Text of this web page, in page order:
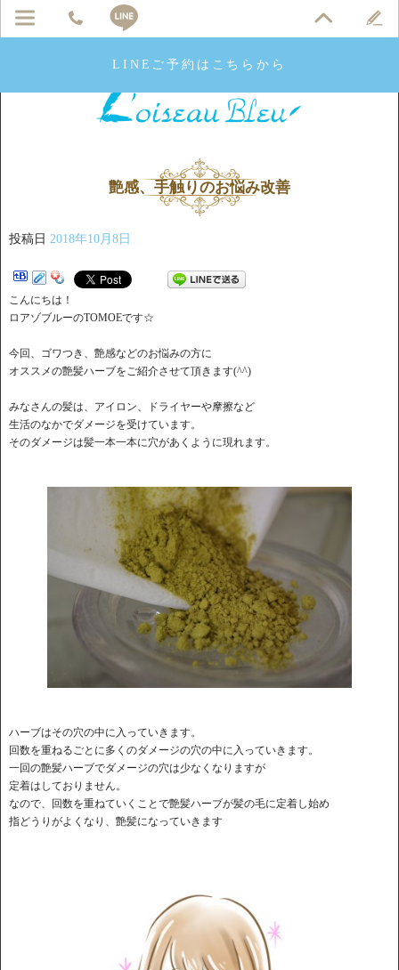
LINEご予約はこちらから
艶感、手触りのお悩み改善
投稿日 2018年10月8日
こんにちは！
ロアゾブルーのTOMOEです☆
今回、ゴワつき、艶感などのお悩みの方に
オススメの艶髪ハーブをご紹介させて頂きます(^^)
みなさんの髪は、アイロン、ドライヤーや摩擦など
生活のなかでダメージを受けています。
そのダメージは髪一本一本に穴があくように現れます。
ハーブはその穴の中に入っていきます。
回数を重ねるごとに多くのダメージの穴の中に入っていきます。
一回の艶髪ハーブでダメージの穴は少なくなりますが
定着はしておりません。
なので、回数を重ねていくことで艶髪ハーブが髪の毛に定着し始め
指どうりがよくなり、艶髪になっていきます